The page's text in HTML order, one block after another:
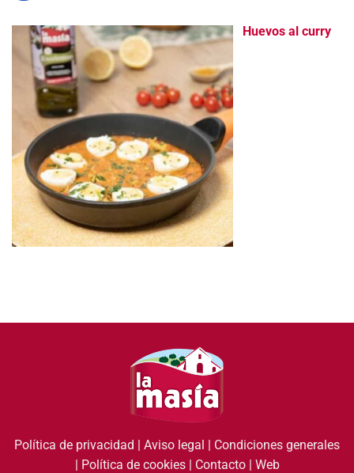
Huevos al curry
Política de privacidad | Aviso legal | Condiciones generales
| Política de cookies| Contacto| Web